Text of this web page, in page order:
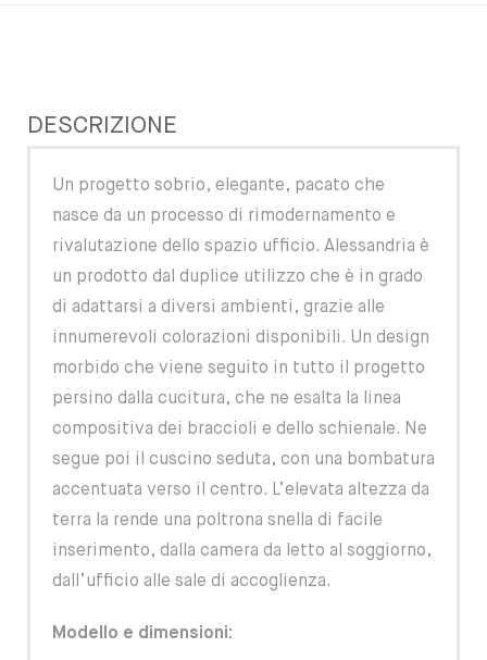
DESCRIZIONE
Un progetto sobrio, elegante, pacato che
nasce da un processo di rimodernamento e
rivalutazione dello spazio ufficio. Alessandria è
un prodotto dal duplice utilizzo che è in grado
di adattarsi a diversi ambienti, grazie alle
innumerevoli colorazioni disponibili. Un design
morbido che viene seguito in tutto il progetto
persino dalla cucitura, che ne esalta la linea
compositiva dei braccioli e dello schienale. Ne
segue poi il cuscino seduta, con una bombatura
accentuata verso il centro. L’elevata altezza da
terra la rende una poltrona snella di facile
inserimento, dalla camera da letto al soggiorno,
dall’ufficio alle sale di accoglienza.
Modello e dimensioni: